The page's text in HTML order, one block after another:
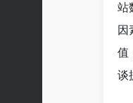
站
因
值
谈